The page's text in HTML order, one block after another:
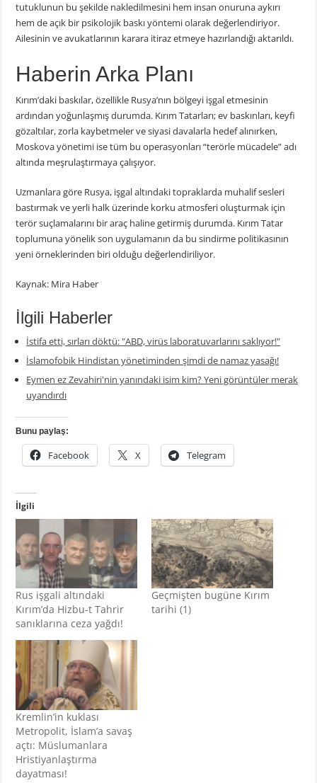
tutuklunun bu şekilde nakledilmesini hem insan onuruna aykırı
hem de açık bir psikolojik baskı yöntemi olarak değerlendiriyor.
Ailesinin ve avukatlarının karara itiraz etmeye hazırlandığı aktarıldı.
Haberin Arka Planı
Kırım’daki baskılar, özellikle Rusya’nın bölgeyi işgal etmesinin
ardından yoğunlaşmış durumda. Kırım Tatarları; ev baskınları, keyfi
gözaltılar, zorla kaybetmeler ve siyasi davalarla hedef alınırken,
Moskova yönetimi ise tüm bu operasyonları “terörle mücadele” adı
altında meşrulaştırmaya çalışıyor.
Uzmanlara göre Rusya, işgal altındaki topraklarda muhalif sesleri
bastırmak ve yerli halk üzerinde korku atmosferi oluşturmak için
terör suçlamalarını bir araç haline getirmiş durumda. Kırım Tatar
toplumuna yönelik son uygulamanın da bu sindirme politikasının
yeni örneklerinden biri olduğu değerlendiriliyor.
Kaynak: Mira Haber
İlgili Haberler
İstifa etti, sırları döktü: "ABD, virüs laboratuvarlarını saklıyor!"
İslamofobik Hindistan yönetiminden şimdi de namaz yasağı!
Eymen ez Zevahiri'nin yanındaki isim kim? Yeni görüntüler merak
uyandırdı
Bunu paylaş:
Facebook X Telegram
İlgili
Rus işgali altındaki
Kırım’da Hizbu-t Tahrir
sanıklarına ceza yağdı!
Geçmişten bugüne Kırım
tarihi (1)
Kremlin’in kuklası
Metropolit, İslam’a savaş
açtı: Müslumanlara
Hristiyanlaştırma
dayatması!